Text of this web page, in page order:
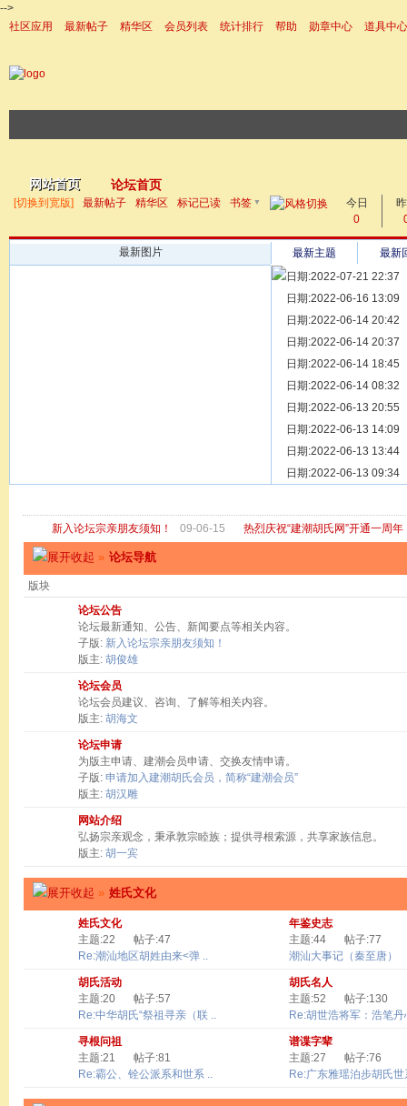
-->
社区应用
最新帖子 精华区 会员列表 统计排行 帮助 勋章中心
道具中心
网站首页 论坛首页
帖子
[切换到宽版] 最新帖子 精华区 标记已读 书签 ▼
今日
0
最新图片 最新主题
最新
日期:2022-07-21 22:37
[ 宗亲新闻 ] 同为宗亲，
日期:2022-06-16 13:09
[ 族谱知识 ] 漫话辈份
日期:2022-06-14 20:42
[ 族谱知识 ] 修族谱的用
日期:2022-06-14 20:37
[ 族谱知识 ] 一元等于多
日期:2022-06-14 18:45
[ 散文随笔 ] 写给远在天
日期:2022-06-14 08:32
[ 宗亲新闻 ] 关于“金鸡落
日期:2022-06-13 20:55
[ 庙堂宗祠 ] 洽礼祖祠
日期:2022-06-13 14:09
[ 庙堂宗祠 ] 京华胡氏二
日期:2022-06-13 13:44
[ 庙堂宗祠 ] 祖祠、家庙
日期:2022-06-13 09:34
新入论坛宗亲朋友须知！ 09-06-15 热烈庆祝“建潮胡氏网”开通一周年
» 论坛导航
版块
论坛公告
论坛最新通知、公告、新闻要点等相关内容。
子版: 新入论坛宗亲朋友须知！
版主: 胡俊雄
论坛会员
论坛会员建议、咨询、了解等相关内容。
版主: 胡海文
论坛申请
为版主申请、建潮会员申请、交换友情申请。
子版: 申请加入建潮胡氏会员，简称“建潮会员”
版主: 胡汉雕
网站介绍
弘扬宗亲观念，秉承敦宗睦族；提供寻根索源，共享家族信息。
版主: 胡一宾
» 姓氏文化
姓氏文化
主题:22
帖子:47
Re:潮汕地区胡姓由来<弹 ..
年鉴史志
主题:44
帖子:77
潮汕大事记（秦至唐）
胡氏活动
主题:20
帖子:57
Re:中华胡氏“祭祖寻亲（联 ..
胡氏名人
主题:52
帖子:130
Re:胡世浩将军：浩笔丹
寻根问祖
主题:21
帖子:81
Re:霸公、铨公派系和世系 ..
谱谍字辈
主题:27
帖子:76
Re:广东雅瑶泊步胡氏世